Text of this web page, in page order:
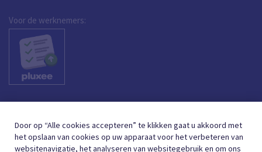
Voor de werknemers:
Door op “Alle cookies accepteren” te klikken gaat u akkoord met
het opslaan van cookies op uw apparaat voor het verbeteren van
websitenavigatie, het analyseren van websitegebruik en om ons